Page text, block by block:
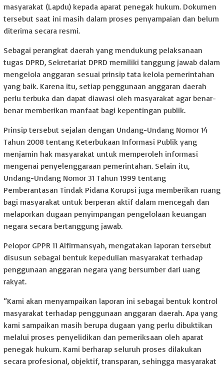
masyarakat (Lapdu) kepada aparat penegak hukum. Dokumen
tersebut saat ini masih dalam proses penyampaian dan belum
diterima secara resmi.
Sebagai perangkat daerah yang mendukung pelaksanaan
tugas DPRD, Sekretariat DPRD memiliki tanggung jawab dalam
mengelola anggaran sesuai prinsip tata kelola pemerintahan
yang baik. Karena itu, setiap penggunaan anggaran daerah
perlu terbuka dan dapat diawasi oleh masyarakat agar benar-
benar memberikan manfaat bagi kepentingan publik.
Prinsip tersebut sejalan dengan Undang-Undang Nomor 14
Tahun 2008 tentang Keterbukaan Informasi Publik yang
menjamin hak masyarakat untuk memperoleh informasi
mengenai penyelenggaraan pemerintahan. Selain itu,
Undang-Undang Nomor 31 Tahun 1999 tentang
Pemberantasan Tindak Pidana Korupsi juga memberikan ruang
bagi masyarakat untuk berperan aktif dalam mencegah dan
melaporkan dugaan penyimpangan pengelolaan keuangan
negara secara bertanggung jawab.
Pelopor GPPR 11 Alfirmansyah, mengatakan laporan tersebut
disusun sebagai bentuk kepedulian masyarakat terhadap
penggunaan anggaran negara yang bersumber dari uang
rakyat.
“Kami akan menyampaikan laporan ini sebagai bentuk kontrol
masyarakat terhadap penggunaan anggaran daerah. Apa yang
kami sampaikan masih berupa dugaan yang perlu dibuktikan
melalui proses penyelidikan dan pemeriksaan oleh aparat
penegak hukum. Kami berharap seluruh proses dilakukan
secara profesional, objektif, transparan, sehingga masyarakat